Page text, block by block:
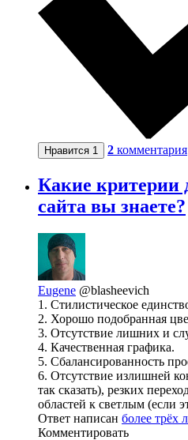
Нравится 1 2 комментария
Какие критерии
сайта вы знаете?
Eugene @blasheevich
1. Стилистическое
2. Хорошо подобранная
3. Отсутствие лишних и
4. Качественная графика.
5. Сбалансированность
6. Отсутствие излишней
так сказать), резких
областей к светлым (если
Ответ написан более трёх
Комментировать